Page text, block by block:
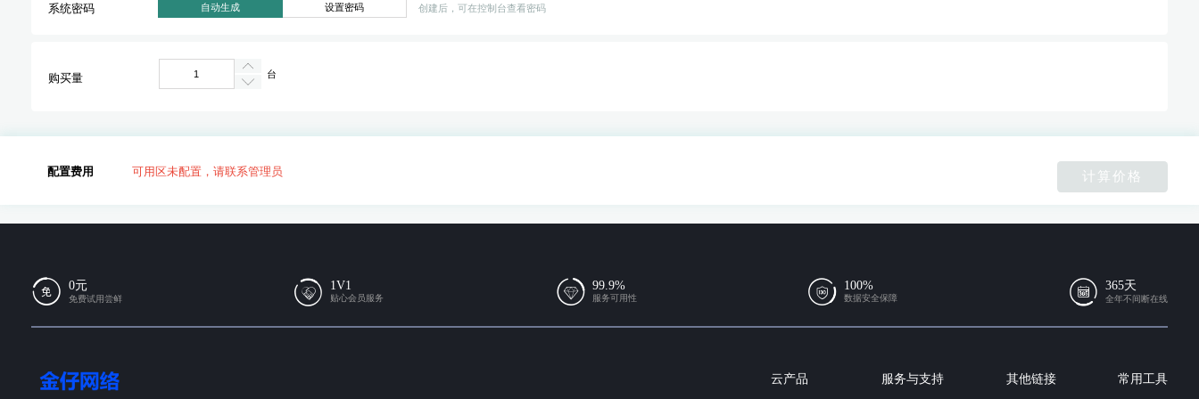
系统密码 自动生成 设置密码 创建后，可在控制台查看密码
购买量 台
配置费用 可用区未配置，请联系管理员 计算价格
0元
免费试用尝鲜
1V1
贴心会员服务
99.9%
服务可用性
100%
数据安全保障
365天
全年不间断在线
云产品 服务与支持 其他链接 常用工具